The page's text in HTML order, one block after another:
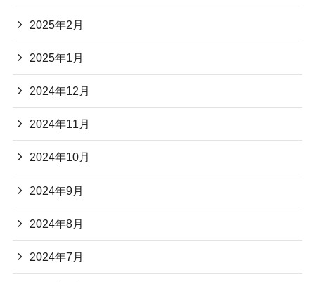
2025年2月
2025年1月
2024年12月
2024年11月
2024年10月
2024年9月
2024年8月
2024年7月